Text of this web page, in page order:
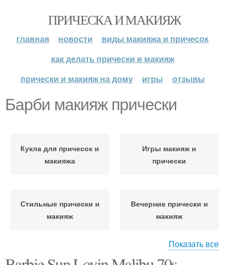
ПРИЧЕСКА И МАКИЯЖ
главная новости
виды макияжа и причесок
как делать прически и макияж
прически и макияж на дому
игры отзывы
Барби макияж прически
Кукла для причесок и
макияжа
Игры макияж и
прически
Стильные прически и
макияж
Вечерние прически и
макияж
Образ макияж и
Показать все